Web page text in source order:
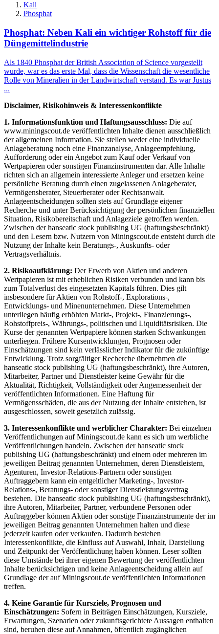
Kali
Phosphat
Phosphat: Neben Kali ein wichtiger Rohstoff für die
Düngemittelindustrie
Als 1840 Phosphat der British Association of Science vorgestellt
wurde, war es das erste Mal, dass die Wissenschaft die wesentliche
Rolle von Mineralien in der Landwirtschaft verstand. Es war Justus
...
Disclaimer, Risikohinweis & Interessenkonflikte
1. Informationsfunktion und Haftungsausschluss: Die auf
www.miningscout.de veröffentlichten Inhalte dienen ausschließlich
der allgemeinen Information. Sie stellen weder eine individuelle
Anlageberatung noch eine Finanzanalyse, Anlageempfehlung,
Aufforderung oder ein Angebot zum Kauf oder Verkauf von
Wertpapieren oder sonstigen Finanzinstrumenten dar. Alle Inhalte
richten sich an allgemein interessierte Anleger und ersetzen keine
persönliche Beratung durch einen zugelassenen Anlageberater,
Vermögensberater, Steuerberater oder Rechtsanwalt.
Anlageentscheidungen sollten stets auf Grundlage eigener
Recherche und unter Berücksichtigung der persönlichen finanziellen
Situation, Risikobereitschaft und Anlageziele getroffen werden.
Zwischen der hanseatic stock publishing UG (haftungsbeschränkt)
und den Lesern bzw. Nutzern von Miningscout.de entsteht durch die
Nutzung der Inhalte kein Beratungs-, Auskunfts- oder
Vertragsverhältnis.
2. Risikoaufklärung: Der Erwerb von Aktien und anderen
Wertpapieren ist mit erheblichen Risiken verbunden und kann bis
zum Totalverlust des eingesetzten Kapitals führen. Dies gilt
insbesondere für Aktien von Rohstoff-, Explorations-,
Entwicklungs- und Minenunternehmen. Diese Unternehmen
unterliegen häufig erhöhten Markt-, Projekt-, Finanzierungs-,
Rohstoffpreis-, Währungs-, politischen und Liquiditätsrisiken. Die
Kurse der genannten Wertpapiere können starken Schwankungen
unterliegen. Frühere Kursentwicklungen, Prognosen oder
Einschätzungen sind kein verlässlicher Indikator für die zukünftige
Entwicklung. Trotz sorgfältiger Recherche übernehmen die
hanseatic stock publishing UG (haftungsbeschränkt), ihre Autoren,
Mitarbeiter, Partner und Dienstleister keine Gewähr für die
Aktualität, Richtigkeit, Vollständigkeit oder Angemessenheit der
veröffentlichten Informationen. Eine Haftung für
Vermögensschäden, die aus der Nutzung der Inhalte entstehen, ist
ausgeschlossen, soweit gesetzlich zulässig.
3. Interessenkonflikte und werblicher Charakter: Bei einzelnen
Veröffentlichungen auf Miningscout.de kann es sich um werbliche
Veröffentlichungen handeln. Zwischen der hanseatic stock
publishing UG (haftungsbeschränkt) und einem oder mehreren im
jeweiligen Beitrag genannten Unternehmen, deren Dienstleistern,
Agenturen, Investor-Relations-Partnern oder sonstigen
Auftraggebern kann ein entgeltlicher Marketing-, Investor-
Relations-, Beratungs- oder sonstiger Dienstleistungsvertrag
bestehen. Die hanseatic stock publishing UG (haftungsbeschränkt),
ihre Autoren, Mitarbeiter, Partner, verbundene Personen oder
Auftraggeber können Aktien oder sonstige Finanzinstrumente der im
jeweiligen Beitrag genannten Unternehmen halten und diese
jederzeit kaufen oder verkaufen. Dadurch bestehen
Interessenkonflikte, die Einfluss auf Auswahl, Inhalt, Darstellung
und Zeitpunkt der Veröffentlichung haben können. Leser sollten
diese Umstände bei ihrer eigenen Bewertung der veröffentlichten
Inhalte berücksichtigen und keine Anlageentscheidung allein auf
Grundlage der auf Miningscout.de veröffentlichten Informationen
treffen.
4. Keine Garantie für Kursziele, Prognosen und
Einschätzungen: Sofern in Beiträgen Einschätzungen, Kursziele,
Erwartungen, Szenarien oder zukunftsgerichtete Aussagen enthalten
sind, beruhen diese auf Annahmen, öffentlich zugänglichen